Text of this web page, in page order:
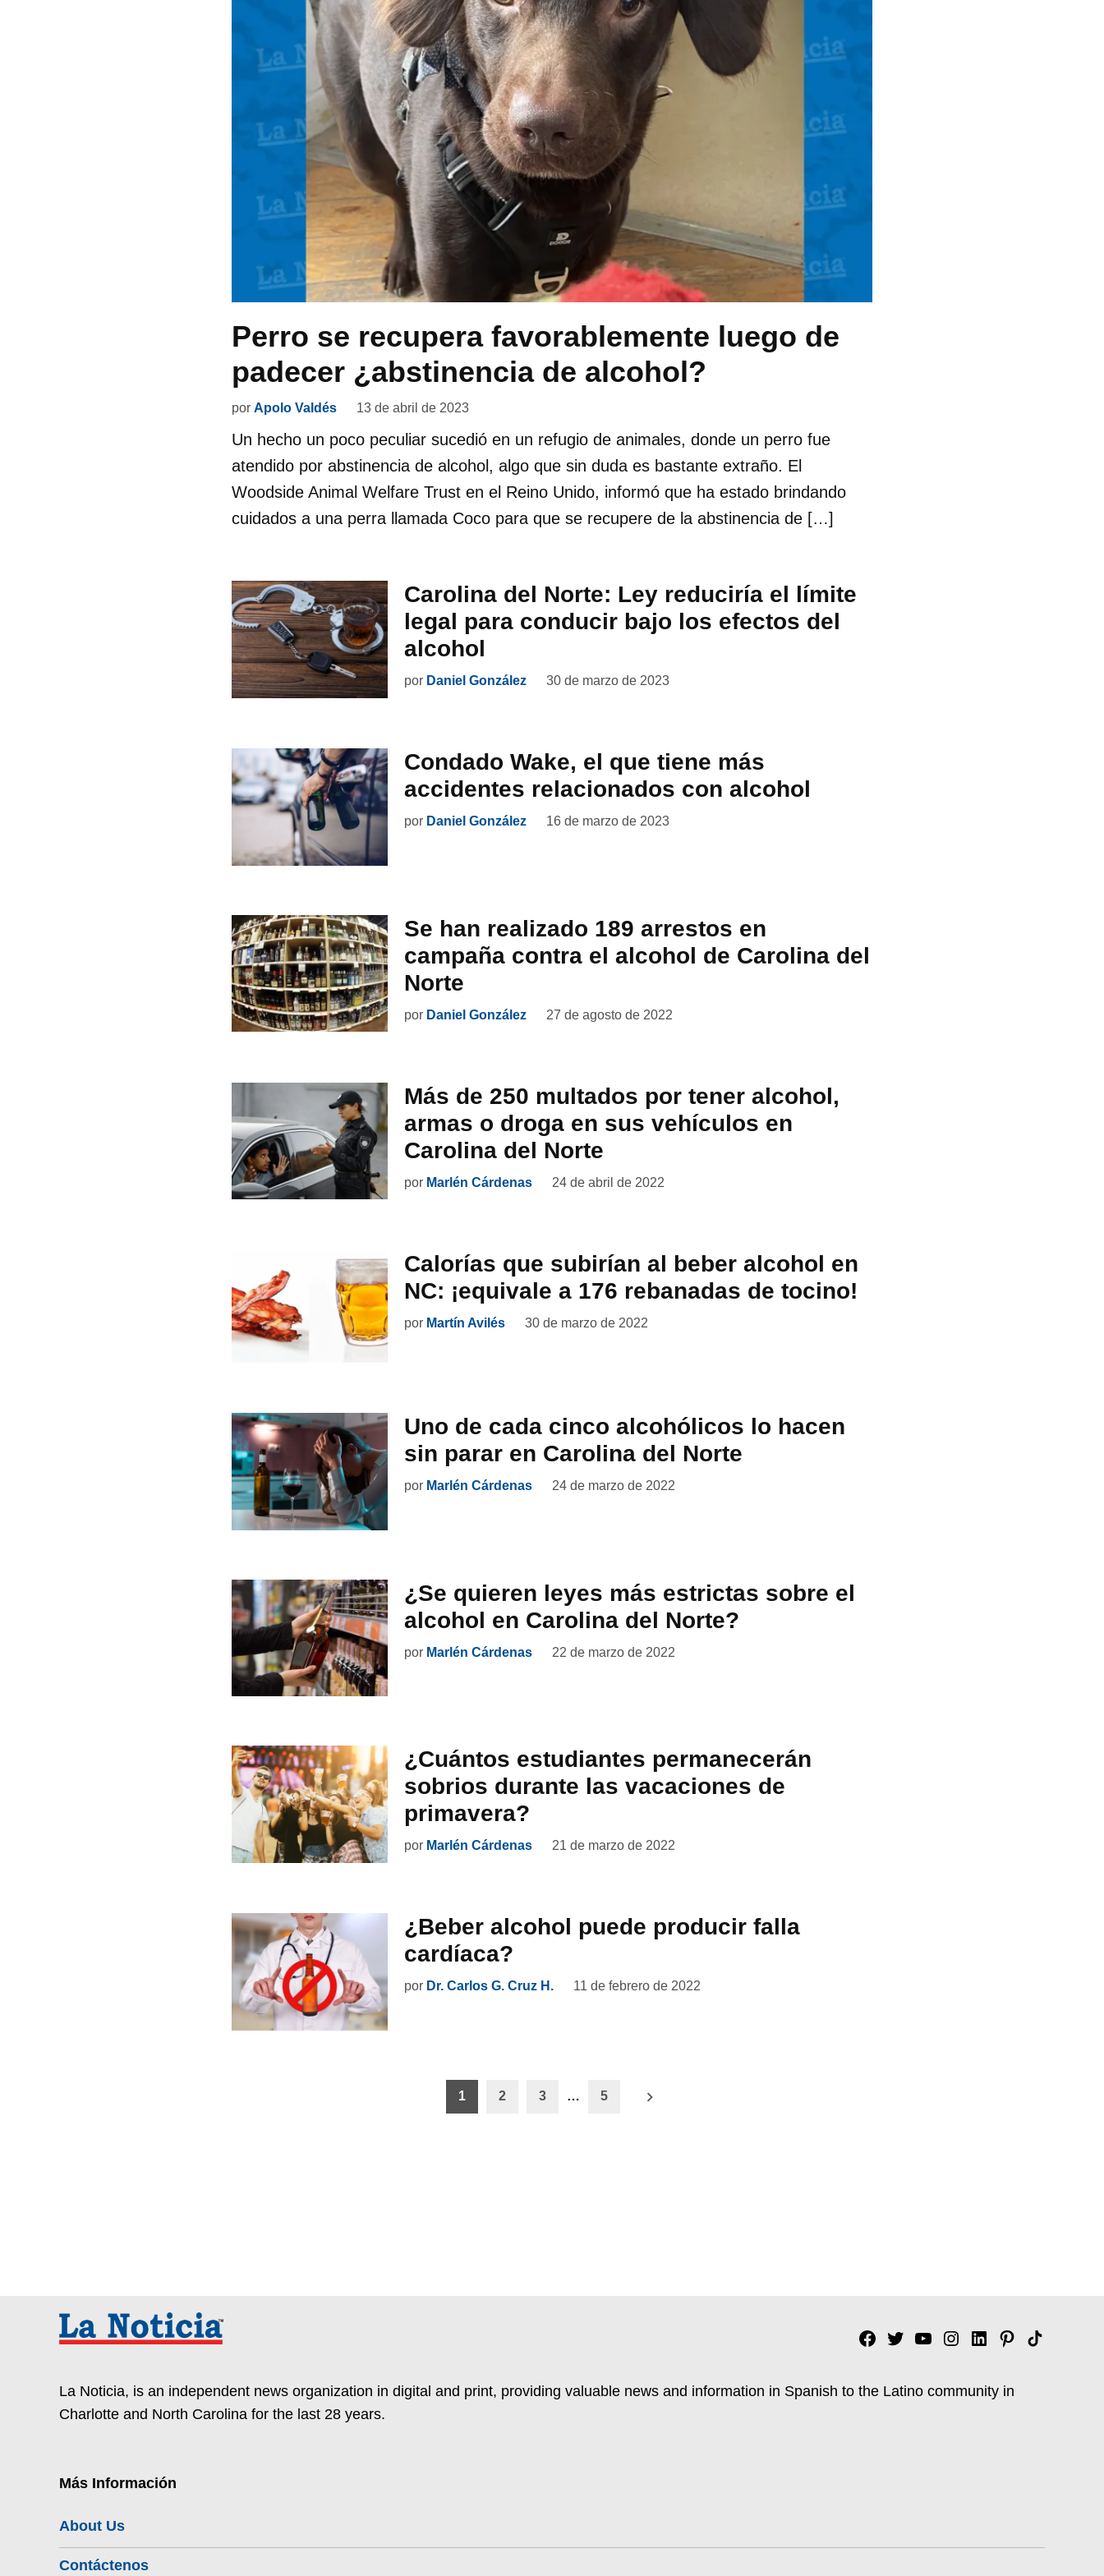
Perro se recupera favorablemente luego de
padecer ¿abstinencia de alcohol?
por Apolo Valdés 13 de abril de 2023
Un hecho un poco peculiar sucedió en un refugio de animales, donde un perro fue
atendido por abstinencia de alcohol, algo que sin duda es bastante extraño. El
Woodside Animal Welfare Trust en el Reino Unido, informó que ha estado brindando
cuidados a una perra llamada Coco para que se recupere de la abstinencia de […]
Carolina del Norte: Ley reduciría el límite
legal para conducir bajo los efectos del
alcohol
por Daniel González 30 de marzo de 2023
Condado Wake, el que tiene más
accidentes relacionados con alcohol
por Daniel González 16 de marzo de 2023
Se han realizado 189 arrestos en
campaña contra el alcohol de Carolina del
Norte
por Daniel González 27 de agosto de 2022
Más de 250 multados por tener alcohol,
armas o droga en sus vehículos en
Carolina del Norte
por Marlén Cárdenas 24 de abril de 2022
Calorías que subirían al beber alcohol en
NC: ¡equivale a 176 rebanadas de tocino!
por Martín Avilés 30 de marzo de 2022
Uno de cada cinco alcohólicos lo hacen
sin parar en Carolina del Norte
por Marlén Cárdenas 24 de marzo de 2022
¿Se quieren leyes más estrictas sobre el
alcohol en Carolina del Norte?
por Marlén Cárdenas 22 de marzo de 2022
¿Cuántos estudiantes permanecerán
sobrios durante las vacaciones de
primavera?
por Marlén Cárdenas 21 de marzo de 2022
¿Beber alcohol puede producir falla
cardíaca?
por Dr. Carlos G. Cruz H. 11 de febrero de 2022
1 2 3 … 5
Facebook
TwitterYouTubeInstagram
Linkedin
Pinterest
Tik
La Noticia, is an independent news organization in digital and print, providing valuable news and information in Spanish to the Latino community in
Charlotte and North Carolina for the last 28 years.
Más Información
About Us
Contáctenos